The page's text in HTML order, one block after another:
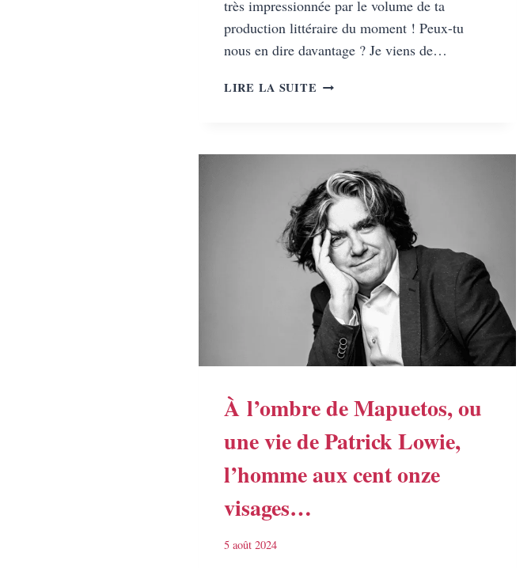
très impressionnée par le volume de ta
production littéraire du moment ! Peux-tu
nous en dire davantage ? Je viens de…
LIRE LA SUITE PHILIPPE
COUTEAU
SUISSE
MADE
IN
BELGIUM
À l’ombre de Mapuetos, ou
une vie de Patrick Lowie,
l’homme aux cent onze
visages…
5 août 2024